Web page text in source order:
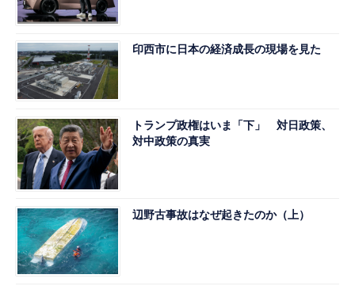
印西市に日本の経済成長の現場を見た
トランプ政権はいま「下」 対日政策、
対中政策の真実
辺野古事故はなぜ起きたのか（上）